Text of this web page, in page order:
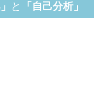
と 「自己分析」